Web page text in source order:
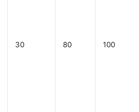
30 80 100